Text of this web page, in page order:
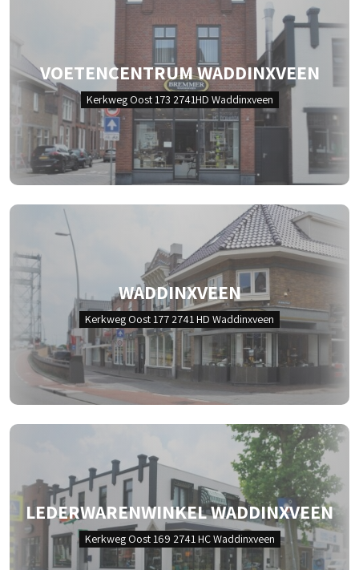
VOETENCENTRUM WADDINXVEEN
Kerkweg Oost 173 2741HD Waddinxveen
WADDINXVEEN
Kerkweg Oost 177 2741 HD Waddinxveen
LEDERWARENWINKEL WADDINXVEEN
Kerkweg Oost 169 2741 HC Waddinxveen